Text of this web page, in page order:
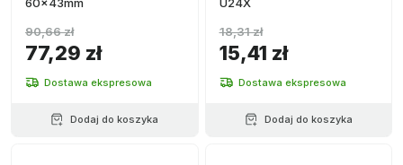
77,29 zł
90,66 zł
Dostawa ekspresowa
Dodaj do koszyka
15,41 zł
18,31 zł
Dostawa ekspresowa
Dodaj do koszyka